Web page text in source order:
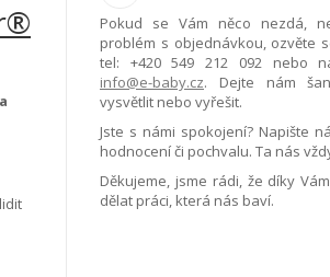
Pokud se Vám něco nezdá,
problém s objednávkou, ozvěte
tel: +420 549 212 092nebo
info@e-baby.cz. Dejte nám
vysvětlit nebo vyřešit.
Jste s námi spokojení? Napište
hodnocení či pochvalu. Ta nás
Děkujeme, jsme rádi, že díky
dělat práci, která nás baví.